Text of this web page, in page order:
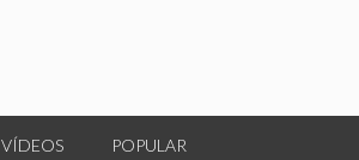
VÍDEOS POPULAR